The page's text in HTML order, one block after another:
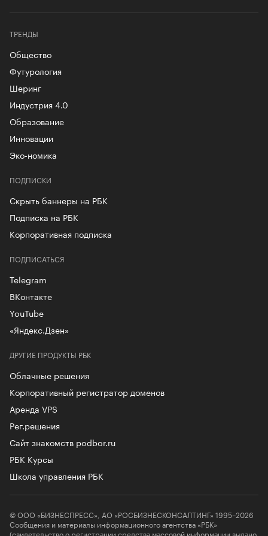
ТРЕНДЫ
Общество
Футурология
Шеринг
Индустрия 4.0
Образование
Инновации
Эко-номика
ПОДПИСКИ
Скрыть баннеры на РБК
Подписка на РБК
Корпоративная подписка
ДРУГИЕ ПРОДУКТЫ РБК
Облачные решения
Корпоративный регистратор доменов
Аренда VPS
Рег.решения
Сайт знакомств podbor.ru
РБК Курсы
Школа управления РБК
ПОДПИСАТЬСЯ
Telegram
ВКонтакте
YouTube
«Яндекс.Дзен»
© ООО «БИЗНЕСПРЕСС», АО «РОСБИЗНЕСКОНСАЛТИНГ» 1995–2026
Сообщения и материалы информационного агентства «РБК»
(свидетельство о регистрации средства массовой информации выдано